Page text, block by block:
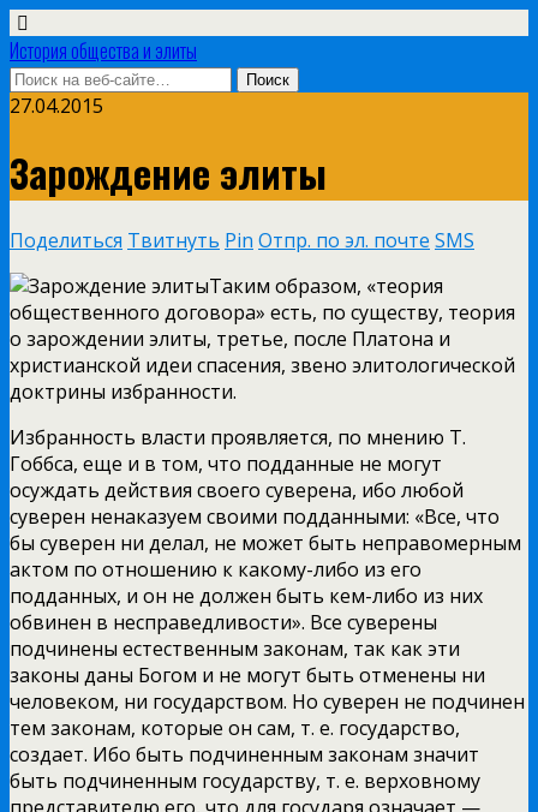
История общества и элиты
27.04.2015
Зарождение элиты
Поделиться Твитнуть Pin Отпр. по эл. почте SMS
Таким образом, «теория
общественного договора» есть, по существу, теория
о зарождении элиты, третье, после Платона и
христианской идеи спасения, звено элитологической
доктрины избранности.
Избранность власти проявляется, по мнению Т.
Гоббса, еще и в том, что подданные не могут
осуждать действия своего суверена, ибо любой
суверен ненаказуем своими подданными: «Все, что
бы суверен ни делал, не может быть неправомерным
актом по отношению к какому-либо из его
подданных, и он не должен быть кем-либо из них
обвинен в несправедливости». Все суверены
подчинены естественным законам, так как эти
законы даны Богом и не могут быть отменены ни
человеком, ни государством. Но суверен не подчинен
тем законам, которые он сам, т. е. государство,
создает. Ибо быть подчиненным законам значит
быть подчиненным государству, т. е. верховному